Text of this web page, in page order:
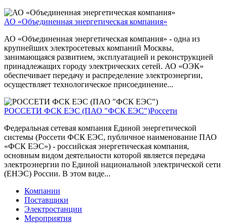
АО «Объединенная энергетическая компания»
АО «Объединенная энергетическая компания» - одна из
крупнейших электросетевых компаний Москвы,
занимающаяся развитием, эксплуатацией и реконструкцией
принадлежащих городу электрических сетей. АО «ОЭК»
обеспечивает передачу и распределение электроэнергии,
осуществляет технологическое присоединение...
РОССЕТИ ФСК ЕЭС (ПАО "ФСК ЕЭС")Россети
Федеральная сетевая компания Единой энергетической
системы (Россети ФСК ЕЭС, публичное наименование ПАО
«ФСК ЕЭС») - российская энергетическая компания,
основным видом деятельности которой является передача
электроэнергии по Единой национальной электрической сети
(ЕНЭС) России. В этом виде...
Компании
Поставщики
Электростанции
Мероприятия